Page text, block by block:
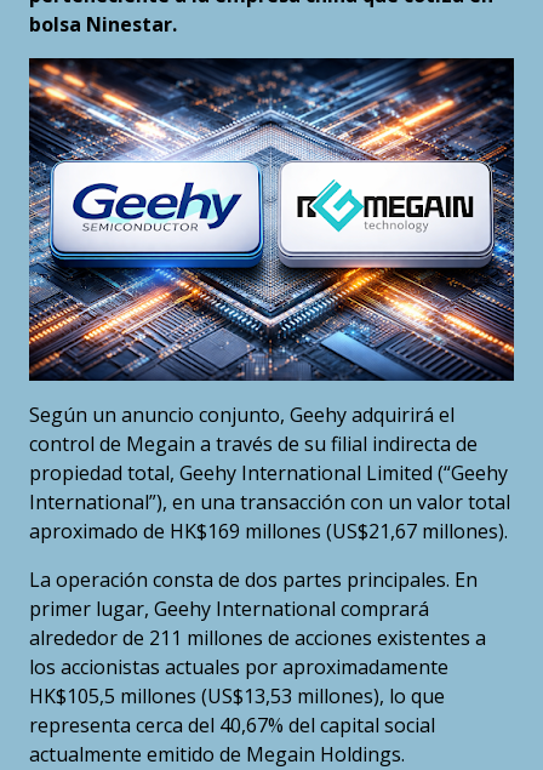
bolsa Ninestar.
Según un anuncio conjunto, Geehy adquirirá el
control de Megain a través de su filial indirecta de
propiedad total, Geehy International Limited (“Geehy
International”), en una transacción con un valor total
aproximado de HK$169 millones (US$21,67 millones).
La operación consta de dos partes principales. En
primer lugar, Geehy International comprará
alrededor de 211 millones de acciones existentes a
los accionistas actuales por aproximadamente
HK$105,5 millones (US$13,53 millones), lo que
representa cerca del 40,67% del capital social
actualmente emitido de Megain Holdings.